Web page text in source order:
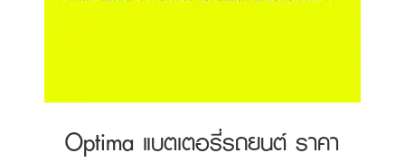
Optima แบตเตอรี่รถยนต์ ราคา